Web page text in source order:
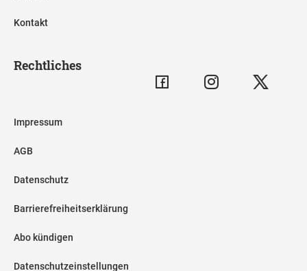
Kontakt
Rechtliches
Impressum
AGB
Datenschutz
Barrierefreiheitserklärung
Abo kündigen
Datenschutzeinstellungen